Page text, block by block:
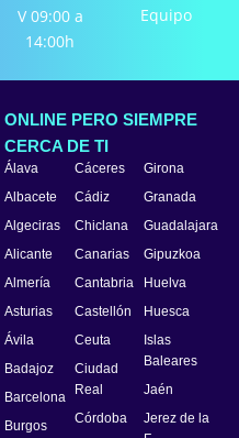
V 09:00 a
14:00h
Equipo
ONLINE PERO SIEMPRE
CERCA DE TI
Álava
Albacete
Algeciras
Alicante
Almería
Asturias
Ávila
Badajoz
Barcelona
Burgos
Cáceres
Cádiz
Chiclana
Canarias
Cantabria
Castellón
Ceuta
Ciudad
Real
Córdoba
Girona
Granada
Guadalajara
Gipuzkoa
Huelva
Huesca
Islas
Baleares
Jaén
Jerez de la